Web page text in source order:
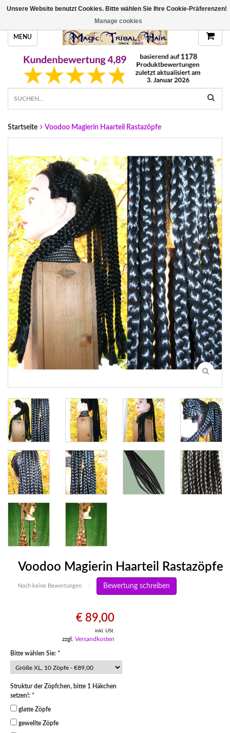
HANDGEFERTIGTE HAARTEILE, DEINE FARBE
MENU
Startseite Voodoo Magierin Haarteil Rastazöpfe
Voodoo Magierin Haarteil Rastazöpfe
Noch keine Bewertungen Bewertung schreiben
€ 89,00
inkl. USt.
zzgl. Versandkosten
Bitte wählen Sie: *
Struktur der Zöpfchen, bitte 1 Häkchen
setzen!: *
glatte Zöpfe
gewellte Zöpfe
Unsere Website benutzt Cookies. Bitte wählen Sie Ihre Cookie-Präferenzen!
Manage cookies